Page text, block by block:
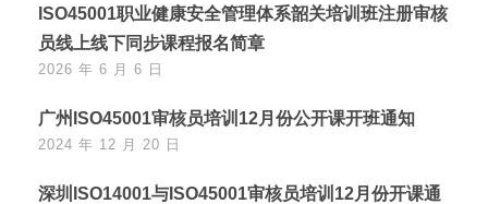
ISO45001职业健康安全管理体系韶关培训班注册审核
员线上线下同步课程报名简章
2026 年 6 月 6 日
广州ISO45001审核员培训12月份公开课开班通知
2024 年 12 月 20 日
深圳ISO14001与ISO45001审核员培训12月份开课通